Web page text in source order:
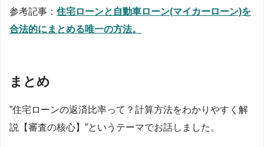
参考記事： 住宅ローンと自動車ローン(マイカーローン)を
合法的にまとめる唯一の方法。
まとめ
”住宅ローンの返済比率って？計算方法をわかりやすく解
説【審査の核心】”というテーマでお話しました。